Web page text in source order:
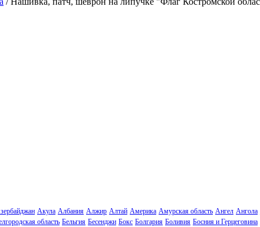
Акула Албания Алжир Алтай Америка Амурская область Ангел Ангола
область Бельгия Бесенджи Бокс Болгария Боливия Босния и Герцеговина